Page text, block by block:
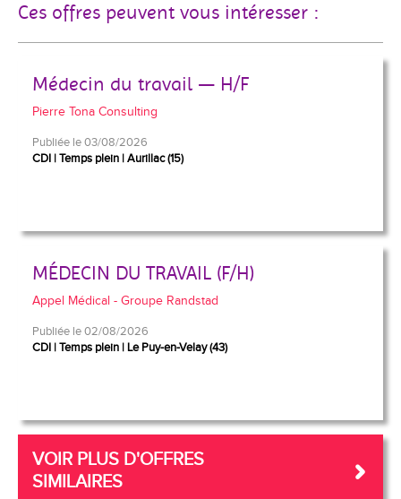
Ces offres peuvent vous intéresser :
Médecin du travail — H/F
Pierre Tona Consulting
Publiée le 03/08/2026
CDI Temps plein Aurillac (15)
MÉDECIN DU TRAVAIL (F/H)
Appel Médical - Groupe Randstad
Publiée le 02/08/2026
CDI Temps plein Le Puy-en-Velay (43)
VOIR PLUS D'OFFRES
SIMILAIRES